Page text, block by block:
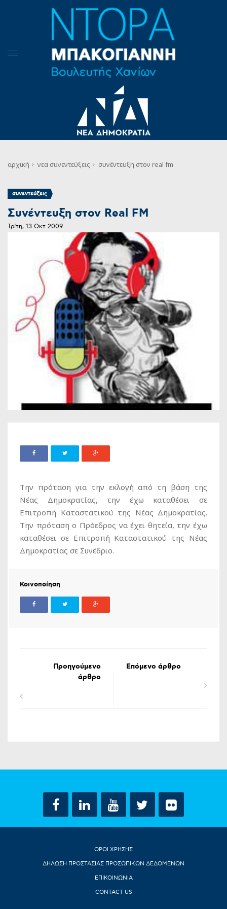
αρχική νεα συνεντεύξεις συνέντευξη στον real fm
συνεντεύξεις
Συνέντευξη στον Real FM
Τρίτη, 13 Οκτ 2009
Την πρόταση για την εκλογή από τη βάση της
Νέας Δημοκρατίας, την έχω καταθέσει σε
Επιτροπή Καταστατικού της Νέας Δημοκρατίας.
Την πρόταση ο Πρόεδρος να έχει θητεία, την έχω
καταθέσει σε Επιτροπή Καταστατικού της Νέας
Δημοκρατίας σε Συνέδριο.
Κοινοποίηση
Προηγούμενο
άρθρο
Επόμενο άρθρο
ΟΡΟΙ ΧΡΗΣΗΣ
ΔΗΛΩΣΗ ΠΡΟΣΤΑΣΙΑΣ ΠΡΟΣΩΠΙΚΩΝ ΔΕΔΟΜΕΝΩΝ
ΕΠΙΚΟΙΝΩΝΙΑ
CONTACT US